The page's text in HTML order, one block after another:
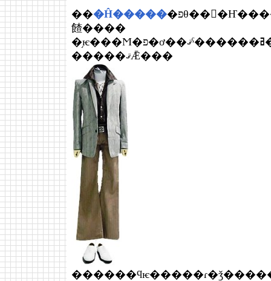
���Ĥ�����
餷����
�֥ѥ���Ϻ�פ�ơ��ޤˤ������ߥ��쥯
�����ޤǢ���